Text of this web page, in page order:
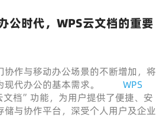
公时代，WPS云文档的重要
协作与移动办公场景的不断增加，将
现代办公的基本需求。 WPS
文档”功能，为用户提供了便捷、安
储与协作平台，深受个人用户及企业